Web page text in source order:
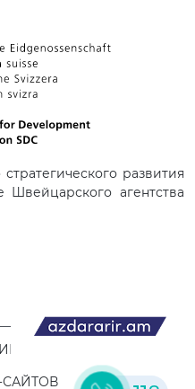
развития
агентства
САЙТОВ